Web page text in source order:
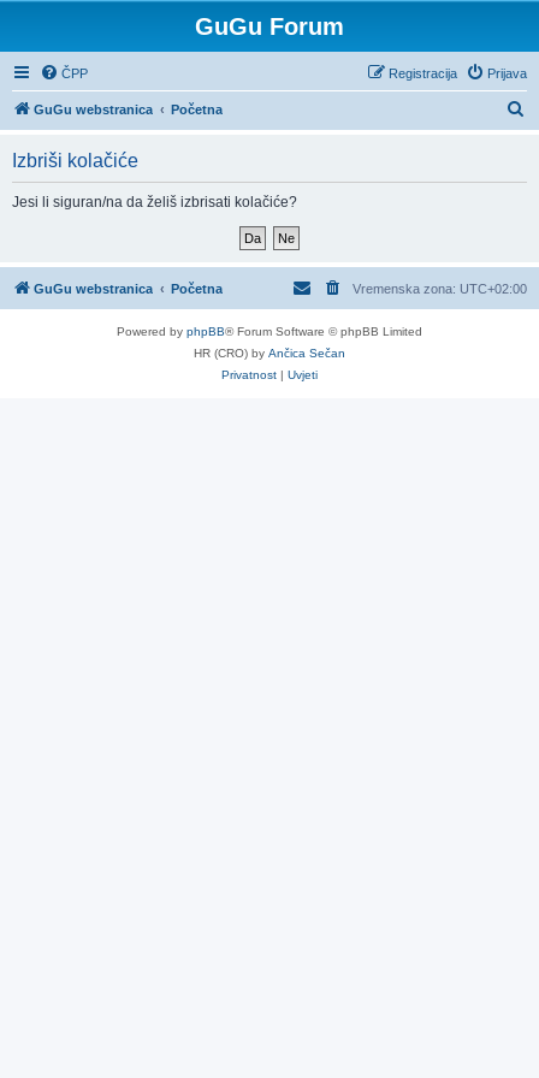
GuGu Forum
ČPP Prijava
Registracija
GuGu webstranica Početna
n
Izbriši kolačiće
Jesi li siguran/na da želiš izbrisati kolačiće?
GuGu webstranica Početna Vremenska zona: UTC+02:00
Powered by phpBB® Forum Software © phpBB Limited
HR (CRO) by Ančica Sečan
Privatnost | Uvjeti